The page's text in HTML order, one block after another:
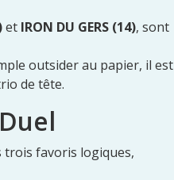
et IRON DU GERS (14), sont
outsider au papier, il est
de tête.
trois favoris logiques,